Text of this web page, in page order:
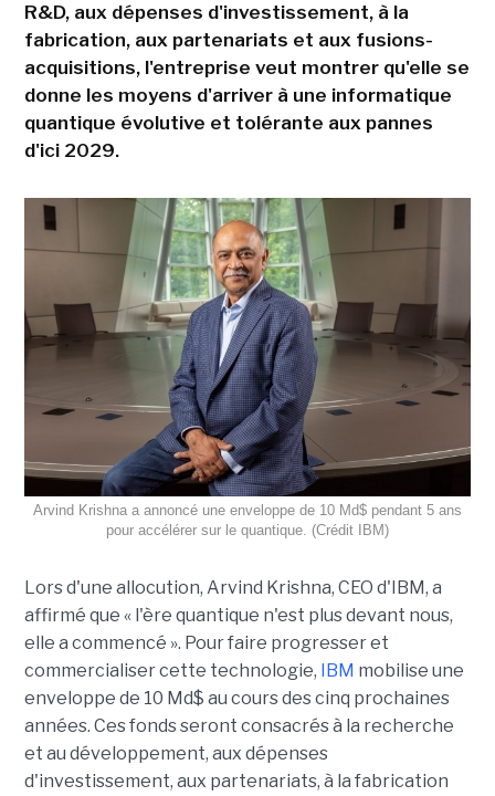
R&D, aux dépenses d'investissement, à la
fabrication, aux partenariats et aux fusions-
acquisitions, l'entreprise veut montrer qu'elle se
donne les moyens d'arriver à une informatique
quantique évolutive et tolérante aux pannes
d'ici 2029.
Arvind Krishna a annoncé une enveloppe de 10 Md$ pendant 5 ans
pour accélérer sur le quantique. (Crédit IBM)
Lors d'une allocution, Arvind Krishna, CEO d'IBM, a
affirmé que « l'ère quantique n'est plus devant nous,
elle a commencé ». Pour faire progresser et
commercialiser cette technologie, IBM mobilise une
enveloppe de 10 Md$ au cours des cinq prochaines
années. Ces fonds seront consacrés à la recherche
et au développement, aux dépenses
d'investissement, aux partenariats, à la fabrication